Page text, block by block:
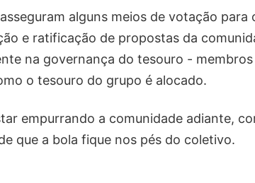
alguns meios de votação
e ratificação de propostas da
na governança do tesouro -
o tesouro do grupo é alocado.
empurrando a comunidade adiante,
que a bola fique nos pés do coletivo.